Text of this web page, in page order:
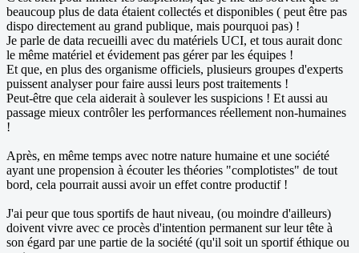
beaucoup plus de data étaient collectés et disponibles ( peut être pas
dispo directement au grand publique, mais pourquoi pas) !
Je parle de data recueilli avec du matériels UCI, et tous aurait donc
le même matériel et évidement pas gérer par les équipes !
Et que, en plus des organisme officiels, plusieurs groupes d'experts
puissent analyser pour faire aussi leurs post traitements !
Peut-être que cela aiderait à soulever les suspicions ! Et aussi au
passage mieux contrôler les performances réellement non-humaines
!
Après, en même temps avec notre nature humaine et une société
ayant une propension à écouter les théories "complotistes" de tout
bord, cela pourrait aussi avoir un effet contre productif !
J'ai peur que tous sportifs de haut niveau, (ou moindre d'ailleurs)
doivent vivre avec ce procès d'intention permanent sur leur tête à
son égard par une partie de la société (qu'il soit un sportif éthique ou